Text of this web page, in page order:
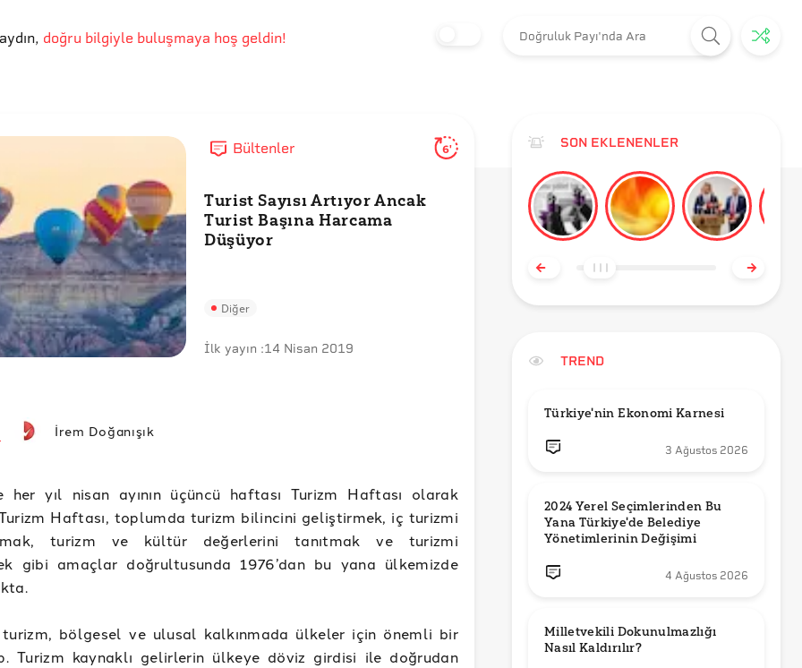
, doğru bilgiyle buluşmaya hoş geldin!
Bültenler 6'
Turist Sayısı Artıyor Ancak
Turist Başına Harcama
Düşüyor
Diğer
İlk yayın :14 Nisan 2019
İrem Doğanışık
her yıl nisan ayının üçüncü haftası Turizm Haftası olarak
Haftası, toplumda turizm bilincini geliştirmek, iç turizmi
turizm ve kültür değerlerini tanıtmak ve turizmi
gibi amaçlar doğrultusunda 1976’dan bu yana ülkemizde
turizm, bölgesel ve ulusal kalkınmada ülkeler için önemli bir
Turizm kaynaklı gelirlerin ülkeye döviz girdisi ile doğrudan
SON EKLENENLER
TREND
Türkiye'nin Ekonomi Karnesi
3 Ağustos 2026
2024 Yerel Seçimlerinden Bu
Yana Türkiye'de Belediye
Yönetimlerinin Değişimi
4 Ağustos 2026
Milletvekili Dokunulmazlığı
Nasıl Kaldırılır?